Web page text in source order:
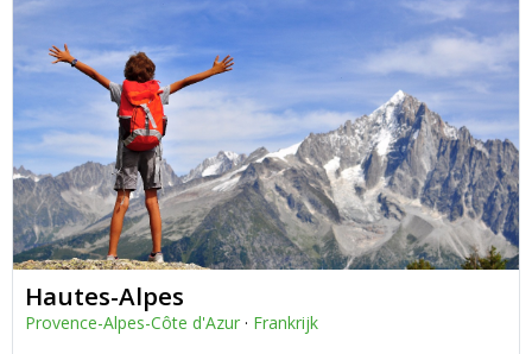
Hautes-Alpes
Provence-Alpes-Côte d'Azur · Frankrijk